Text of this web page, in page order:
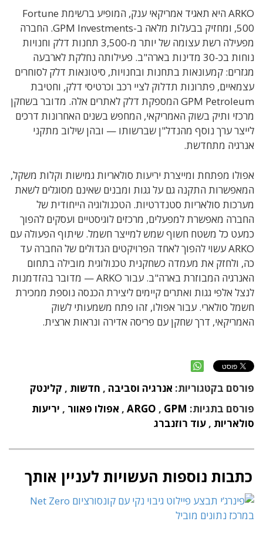
ARKO היא תאגיד אמריקאי ענק, המופיע ברשימת Fortune
500, ומחזיק בבעלות מלאה ב-GPM Investments. החברה
מפעילה רשת עצומה של יותר מ-3,500 תחנות דלק וחנויות
נוחות בכ-30 מדינות בארה"ב. פעילותה נחלקת לארבעה
מגזרים: קמעונאות בתחנות ובחנויות, סיטונאות דלק לסוחרים
עצמאיים, פתרונות תדלוק לציי רכב וכרטיסי דלק, וחטיבת
GPM Petroleum המספקת דלק לאתרים אלה. מדובר בשחקן
מרכזי ותיק בשוק האמריקאי, המחפש בשנים האחרונות דרכים
לייצר ערך נוסף מהנדל"ן שברשותו — ובהן שילוב מתקני
אנרגיה מתחדשת.
אפולו מפתחת ומייצרת יריעות סולאריות גמישות וקלות משקל,
המאפשרות התקנה גם על גגות ומבנים שאינם מסוגלים לשאת
מערכות סולאריות סטנדרטיות. הטכנולוגיה הייחודית של
החברה מאפשרת למפעלים, מרכזים לוגיסטיים ועסקים להפוך
כמעט כל משטח חשוף שמש למייצר חשמל. שיתוף הפעולה עם
ARKO עשוי להפוך לאחד הפרויקטים הגדולים של החברה עד
כה, ולחזק את מעמדה כשחקנית טכנולוגית מובילה בתחום
האנרגיה המבוזרת בארה"ב. עבור ARKO — מדובר בהזדמנות
לנצל אלפי גגות ואתרים קיימים ליצירת הכנסה נוספת ממכירת
חשמל סולארי. עבור אפולו, זהו פתח משמעותי לשוק
האמריקאי, דרך שחקן עם פריסה אדירה ונראות ארצית.
פורסם בקטגוריות: אנרגיה וסביבה , חדשות , קלינטק
פורסם בתגיות:
ARGO , GPM
, אפולו פאוור , יריעות
סולאריות , עוד רוזנברג
כתבות נוספות העשויות לעניין אותך